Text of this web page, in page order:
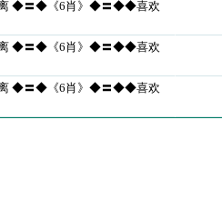
离 ◆〓◆《6肖》◆〓◆◆喜欢
离 ◆〓◆《6肖》◆〓◆◆喜欢
离 ◆〓◆《6肖》◆〓◆◆喜欢